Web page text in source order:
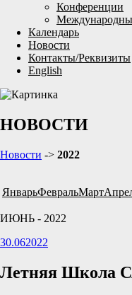
Конференции
Календарь
Новости
Контакты/Реквизиты
English
НОВОСТИ
Новости -> 2022
ЯнварьФевральМарт
ИЮНЬ - 2022
30.062022
Летняя Школа